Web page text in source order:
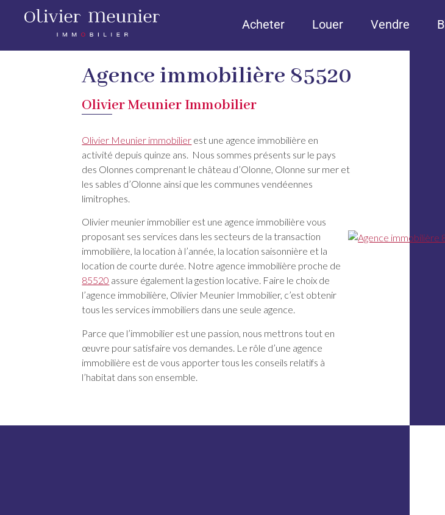
Acheter Louer Vendre
Agence immobilière 85520
Olivier Meunier Immobilier
Olivier Meunier immobilier est une agence immobilière en
activité depuis quinze ans. Nous sommes présents sur le pays
des Olonnes comprenant le château d’Olonne, Olonne sur mer et
les sables d’Olonne ainsi que les communes vendéennes
limitrophes.
Olivier meunier immobilier est une agence immobilière vous
proposant ses services dans les secteurs de la transaction
immobilière, la location à l’année, la location saisonnière et la
location de courte durée. Notre agence immobilière proche de
85520 assure également la gestion locative. Faire le choix de
l’agence immobilière, Olivier Meunier Immobilier, c’est obtenir
tous les services immobiliers dans une seule agence.
Parce que l’immobilier est une passion, nous mettrons tout en
œuvre pour satisfaire vos demandes. Le rôle d’une agence
immobilière est de vous apporter tous les conseils relatifs à
l’habitat dans son ensemble.